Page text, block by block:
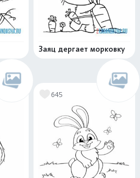
Заяц дергает морковку
645